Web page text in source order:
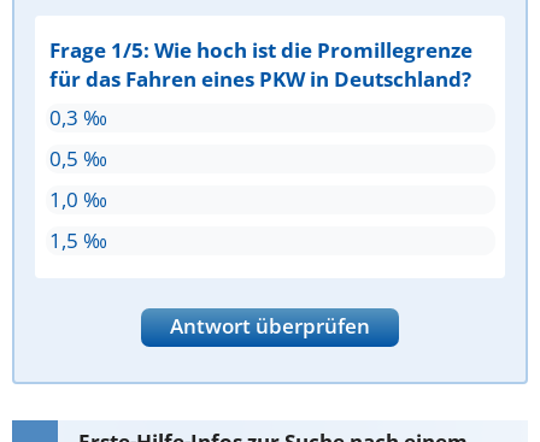
Frage 1/5: Wie hoch ist die Promillegrenze
für das Fahren eines PKW in Deutschland?
0,3 ‰
0,5 ‰
1,0 ‰
1,5 ‰
Antwort überprüfen